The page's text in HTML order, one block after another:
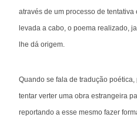
através de um processo de
levada a cabo, o poema realizado,
lhe dá origem.
Quando se fala de tradução
tentar verter uma obra estrangeira
reportando a esse mesmo fazer